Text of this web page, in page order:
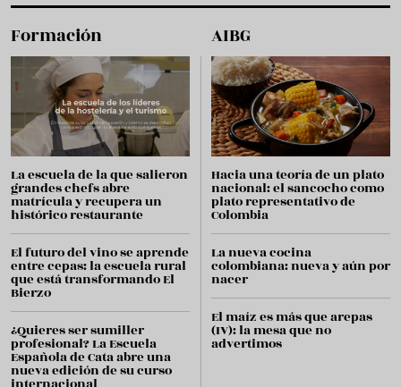
Formación
La escuela de la que salieron
grandes chefs abre
matrícula y recupera un
histórico restaurante
El futuro del vino se aprende
entre cepas: la escuela rural
que está transformando El
Bierzo
¿Quieres ser sumiller
profesional? La Escuela
Española de Cata abre una
nueva edición de su curso
AIBG
Hacia una teoría de un plato
nacional: el sancocho como
plato representativo de
Colombia
La nueva cocina
colombiana: nueva y aún por
nacer
El maíz es más que arepas
(IV): la mesa que no
advertimos